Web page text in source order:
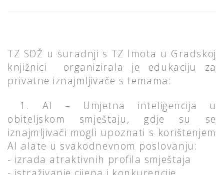
TZ SDŽ u suradnji s TZ Imota u Gradskoj
knjižnici organizirala je edukaciju za
privatne iznajmljivače s temama:
1. AI – Umjetna inteligencija u
obiteljskom smještaju, gdje su se
iznajmljivači mogli upoznati s korištenjem
AI alate u svakodnevnom poslovanju:
- izrada atraktivnih profila smještaja